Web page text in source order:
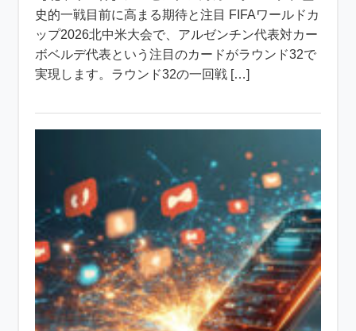
史的一戦目前に高まる期待と注目 FIFAワールドカ
ップ2026北中米大会で、アルゼンチン代表対カー
ボベルデ代表という注目のカードがラウンド32で
実現します。ラウンド32の一回戦 […]